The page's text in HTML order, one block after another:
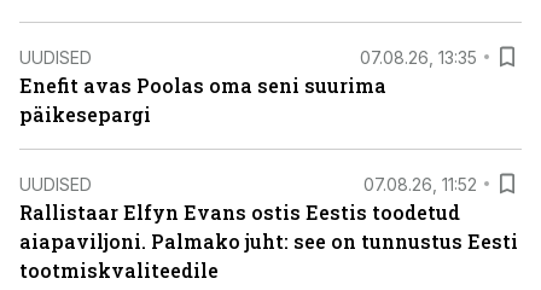
UUDISED 07.08.26, 13:35
Enefit avas Poolas oma seni suurima
päikesepargi
UUDISED 07.08.26, 11:52
Rallistaar Elfyn Evans ostis Eestis toodetud
aiapaviljoni. Palmako juht: see on tunnustus Eesti
tootmiskvaliteedile